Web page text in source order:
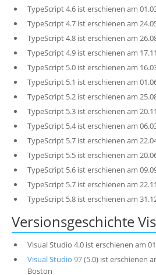
TypeScript 4.6 ist erschienen am
TypeScript 4.7 ist erschienen am
TypeScript 4.8 ist erschienen am
TypeScript 4.9 ist erschienen am
TypeScript 5.0 ist erschienen am
TypeScript 5.1 ist erschienen am
TypeScript 5.2 ist erschienen am
TypeScript 5.3 ist erschienen am
TypeScript 5.4 ist erschienen am
TypeScript 5.7 ist erschienen am
TypeScript 5.5 ist erschienen am
TypeScript 5.6 ist erschienen am
TypeScript 5.7 ist erschienen am
TypeScript 5.8 ist erschienen am
Versionsgeschichte
Visual Studio 4.0 ist erschienen am
Visual Studio 97(5.0) ist erschienen
Boston